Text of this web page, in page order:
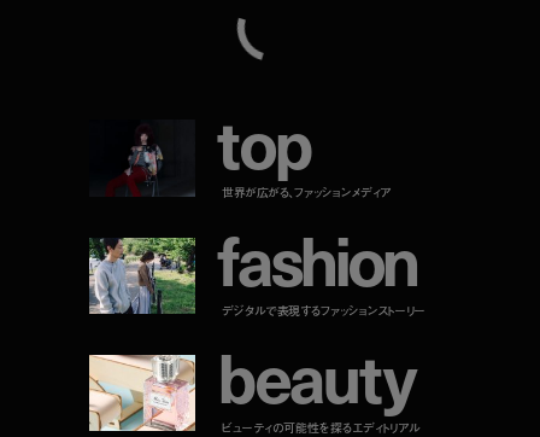
top
世界が広がる、ファッションメディア
fashion
デジタルで表現するファッションストーリー
beauty
ビューティの可能性を探るエディトリアル